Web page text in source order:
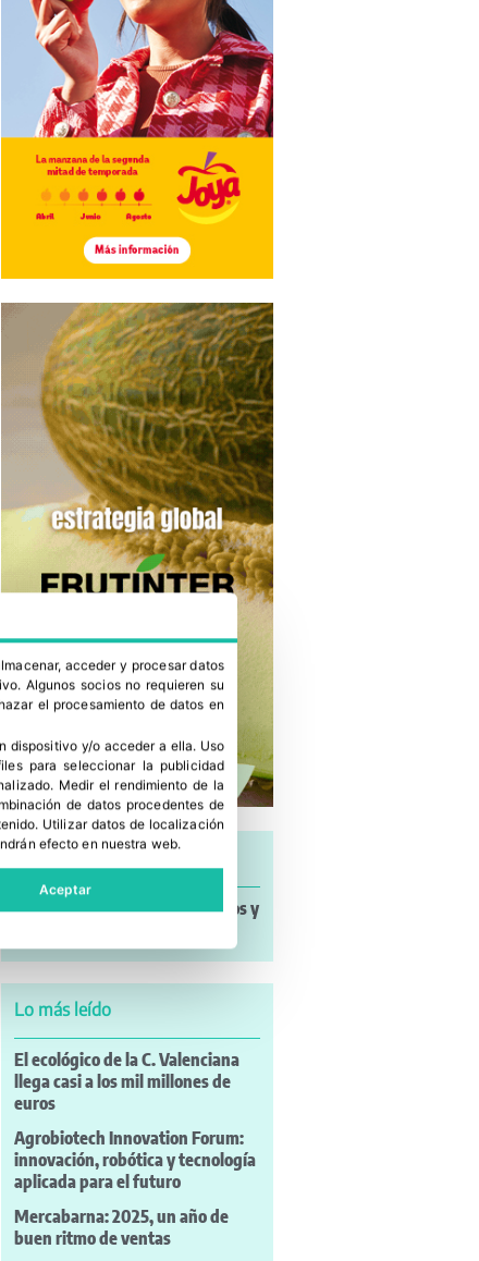
Noticias a mi Manera: incendios y
Lo más leído
El ecológico de la C. Valenciana
llega casi a los mil millones de
euros
Agrobiotech Innovation Forum:
innovación, robótica y tecnología
aplicada para el futuro
Mercabarna: 2025, un año de
buen ritmo de ventas
acceder y procesar datos
Algunos socios no requieren su
el procesamiento de datos en
dispositivo y/o acceder a ella. Uso
para seleccionar la publicidad
. Medir el rendimiento de la
de datos procedentes de
. Utilizar datos de localización
efecto en nuestra web.
Aceptar